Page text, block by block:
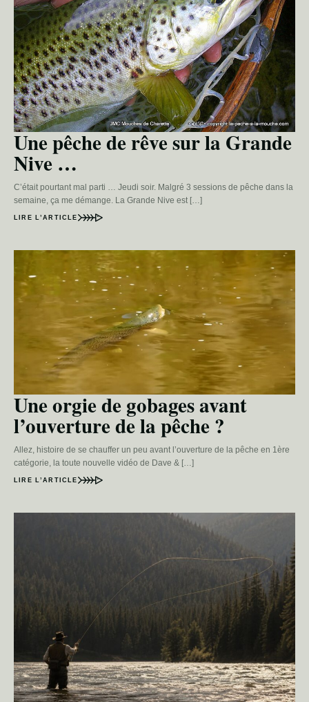
Une pêche de rêve sur la Grande
Nive …
C’était pourtant mal parti … Jeudi soir. Malgré 3 sessions de pêche dans la
semaine, ça me démange. La Grande Nive est […]
LIRE L’ARTICLE
Une orgie de gobages avant
l’ouverture de la pêche ?
Allez, histoire de se chauffer un peu avant l’ouverture de la pêche en 1ère
catégorie, la toute nouvelle vidéo de Dave & […]
LIRE L’ARTICLE